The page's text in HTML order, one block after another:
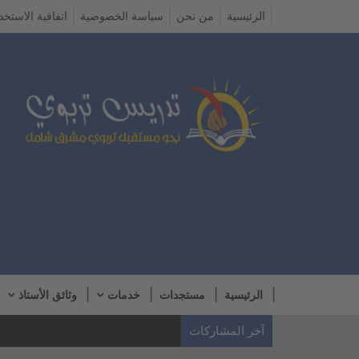
الرئيسية من نحن سياسة الخصوصية اتفاقية
الرئيسية مستجدات خدمات وثائق الأستاذ
آخر المشاركات